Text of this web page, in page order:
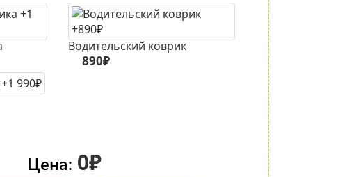
Водительский коврик
890₽
Цена: 0₽